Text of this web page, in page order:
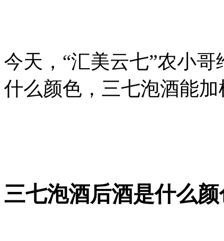
今天，“汇美云七”农小
什么颜色，三七泡酒能
三七泡酒后酒是什么颜